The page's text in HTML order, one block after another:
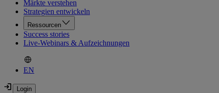
Märkte verstehen
Strategien entwickeln
Ressourcen
Success stories
Live-Webinars & Aufzeichnungen
EN